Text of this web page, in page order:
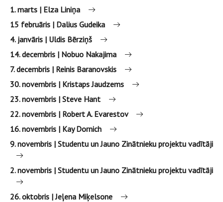
1. marts | Elza Liniņa
15 februāris | Dalius Gudeika
4. janvāris | Uldis Bērziņš
14. decembris | Nobuo Nakajima
7. decembris | Reinis Baranovskis
30. novembris | Kristaps Jaudzems
23. novembris | Steve Hant
22. novembris | Robert A. Evarestov
16. novembris | Kay Dornich
9. novembris | Studentu un Jauno Zinātnieku projektu vadītāji
2. novembris | Studentu un Jauno Zinātnieku projektu vadītāji
26. oktobris | Jeļena Miķelsone